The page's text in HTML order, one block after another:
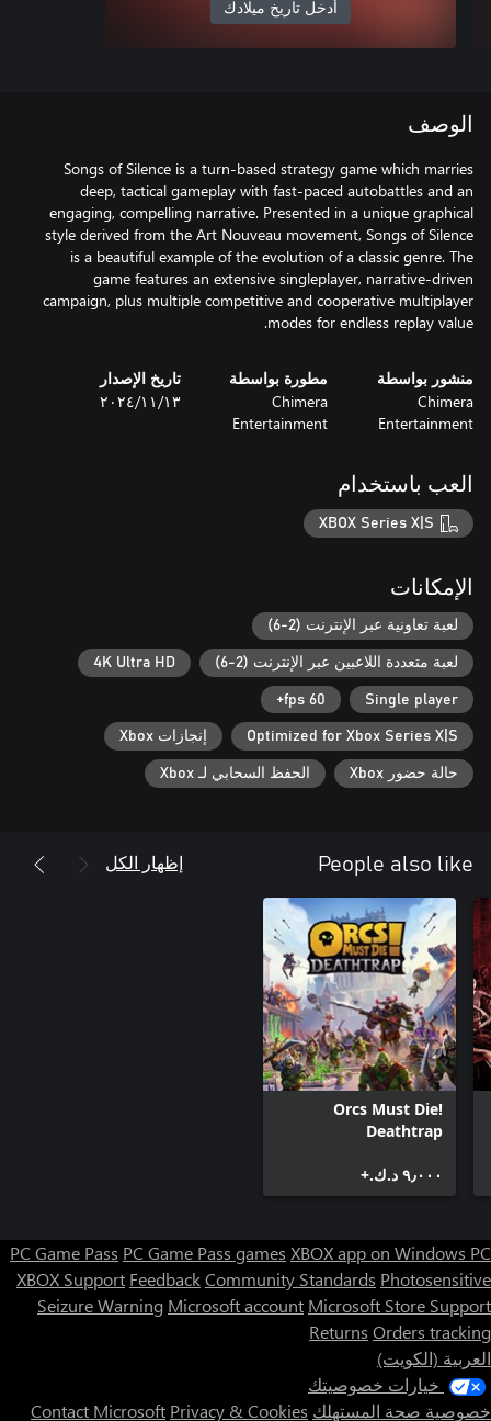
أدخل تاريخ ميلادك
الوصف
Songs of Silence is a turn-based strategy game which marries
deep, tactical gameplay with fast-paced autobattles and an
engaging, compelling narrative. Presented in a unique graphical
style derived from the Art Nouveau movement, Songs of Silence
is a beautiful example of the evolution of a classic genre. The
game features an extensive singleplayer, narrative-driven
campaign, plus multiple competitive and cooperative multiplayer
modes for endless replay value.
منشور بواسطة
Chimera
Entertainment
مطورة بواسطة
Chimera
Entertainment
تاريخ الإصدار
١٣‏/١١‏/٢٠٢٤
العب باستخدام
XBOX Series X|S
الإمكانات
لعبة تعاونية عبر الإنترنت (2-6)
لعبة متعددة اللاعبين عبر الإنترنت (2-6) 4K Ultra HD
Single player
60 fps+
Optimized for Xbox Series X|S إنجازات Xbox
حالة حضور Xbox الحفظ السحابي لـ Xbox
People also like إظهار الكل
Orcs Must Die!
Deathtrap
٩٫٠٠٠ د.ك.‏+
PC Game Pass PC Game Pass games XBOX app on Windows PC
XBOX Support FeedbackCommunity Standards Photosensitive
Seizure Warning Microsoft account Microsoft Store Support
Returns Orders tracking
العربية (الكويت)
خيارات خصوصيتك
خصوصية صحة المستهلك
Contact Microsoft Privacy & Cookies